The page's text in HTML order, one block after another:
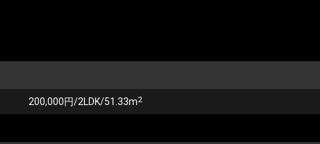
200,000円/2LDK/51.33m2